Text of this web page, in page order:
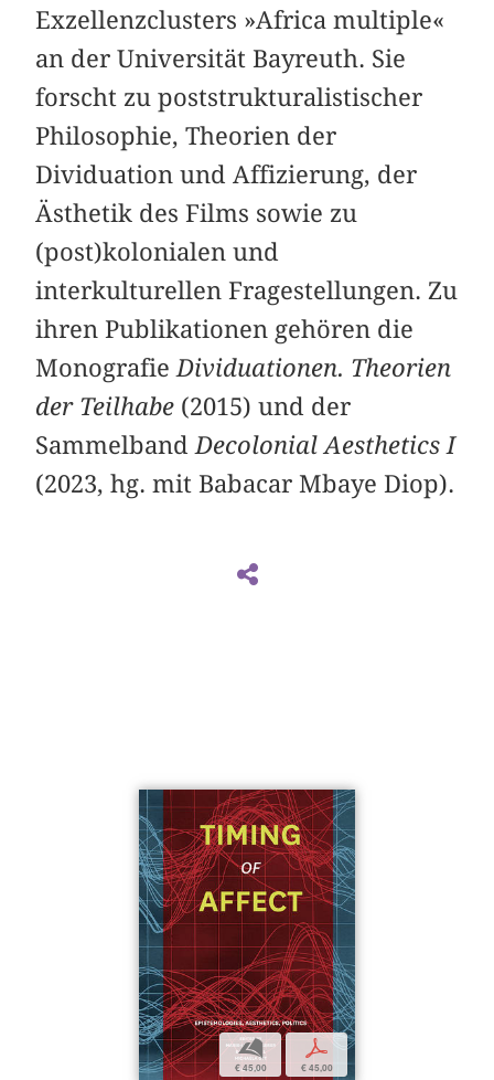
Exzellenzclusters »Africa multiple«
an der Universität Bayreuth. Sie
forscht zu poststrukturalistischer
Philosophie, Theorien der
Dividuation und Affizierung, der
Ästhetik des Films sowie zu
(post)kolonialen und
interkulturellen Fragestellungen. Zu
ihren Publikationen gehören die
MonografieDividuationen. Theorien
der Teilhabe (2015) und der
SammelbandDecolonial Aesthetics I
(2023, hg. mit ­Babacar Mbaye Diop).
b
€ 45,00
p
€ 45,00